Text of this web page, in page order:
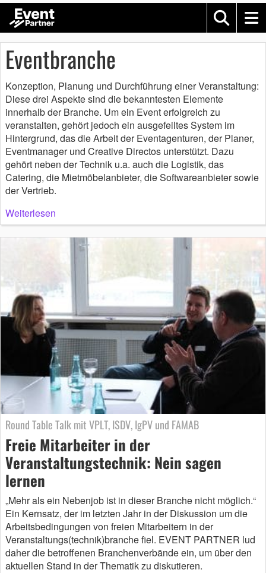
Eventbranche
Konzeption, Planung und Durchführung einer Veranstaltung:
Diese drei Aspekte sind die bekanntesten Elemente
innerhalb der Branche. Um ein Event erfolgreich zu
veranstalten, gehört jedoch ein ausgefeiltes System im
Hintergrund, das die Arbeit der Eventagenturen, der Planer,
Eventmanager und Creative Directos unterstützt. Dazu
gehört neben der Technik u.a. auch die Logistik, das
Catering, die Mietmöbelanbieter, die Softwareanbieter sowie
der Vertrieb.
Weiterlesen
Round Table Talk mit VPLT, ISDV, IgPV und FAMAB
Freie Mitarbeiter in der
Veranstaltungstechnik: Nein sagen
lernen
„Mehr als ein Nebenjob ist in dieser Branche nicht möglich.“
Ein Kernsatz, der im letzten Jahr in der Diskussion um die
Arbeitsbedingungen von freien Mitarbeitern in der
Veranstaltungs(technik)branche fiel. EVENT PARTNER lud
daher die betroffenen Branchenverbände ein, um über den
aktuellen Stand in der Thematik zu diskutieren.